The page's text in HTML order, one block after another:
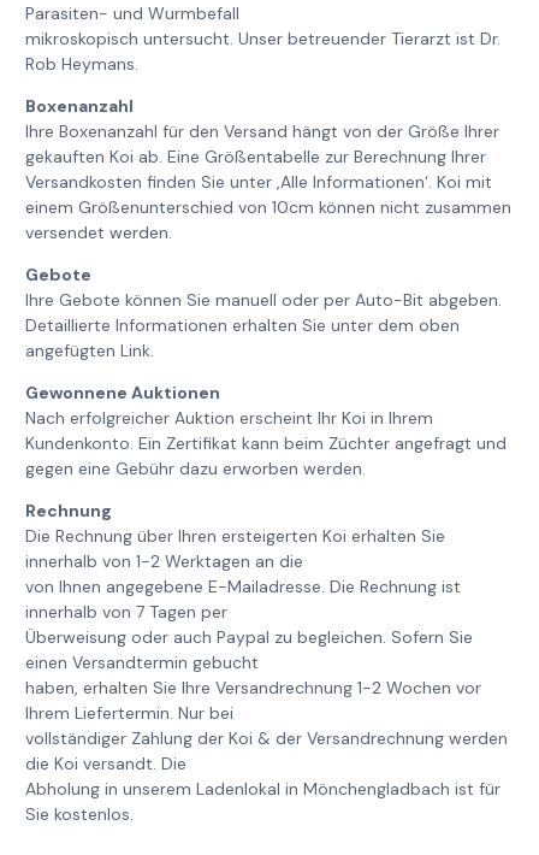
Parasiten- und Wurmbefall
mikroskopisch untersucht. Unser betreuender Tierarzt ist Dr.
Rob Heymans.
Boxenanzahl
Ihre Boxenanzahl für den Versand hängt von der Größe Ihrer
gekauften Koi ab. Eine Größentabelle zur Berechnung Ihrer
Versandkosten finden Sie unter ‚Alle Informationen‘. Koi mit
einem Größenunterschied von 10cm können nicht zusammen
versendet werden.
Gebote
Ihre Gebote können Sie manuell oder per Auto-Bit abgeben.
Detaillierte Informationen erhalten Sie unter dem oben
angefügten Link.
Gewonnene Auktionen
Nach erfolgreicher Auktion erscheint Ihr Koi in Ihrem
Kundenkonto. Ein Zertifikat kann beim Züchter angefragt und
gegen eine Gebühr dazu erworben werden.
Rechnung
Die Rechnung über Ihren ersteigerten Koi erhalten Sie
innerhalb von 1-2 Werktagen an die
von Ihnen angegebene E-Mailadresse. Die Rechnung ist
innerhalb von 7 Tagen per
Überweisung oder auch Paypal zu begleichen. Sofern Sie
einen Versandtermin gebucht
haben, erhalten Sie Ihre Versandrechnung 1-2 Wochen vor
Ihrem Liefertermin. Nur bei
vollständiger Zahlung der Koi & der Versandrechnung werden
die Koi versandt. Die
Abholung in unserem Ladenlokal in Mönchengladbach ist für
Sie kostenlos.